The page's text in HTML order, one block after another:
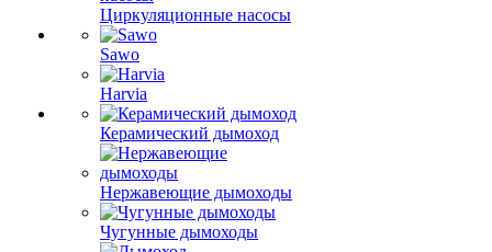
Циркуляционные насосы
Sawo
Harvia
Керамический дымоход
Нержавеющие дымоходы
Чугунные дымоходы